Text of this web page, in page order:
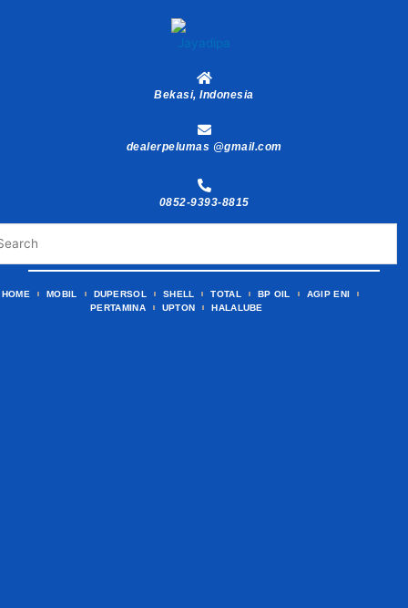
Bekasi, Indonesia
dealerpelumas @gmail.com
0852-9393-8815
HOME MOBIL DUPERSOL SHELL TOTAL BP OIL
AGIP ENI
PERTAMINA
UPTON HALALUBE